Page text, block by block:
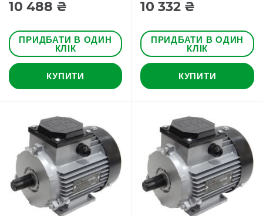
10 488 ₴
ПРИДБАТИ В ОДИН
КЛІК
КУПИТИ
10 332 ₴
ПРИДБАТИ В ОДИН
КЛІК
КУПИТИ